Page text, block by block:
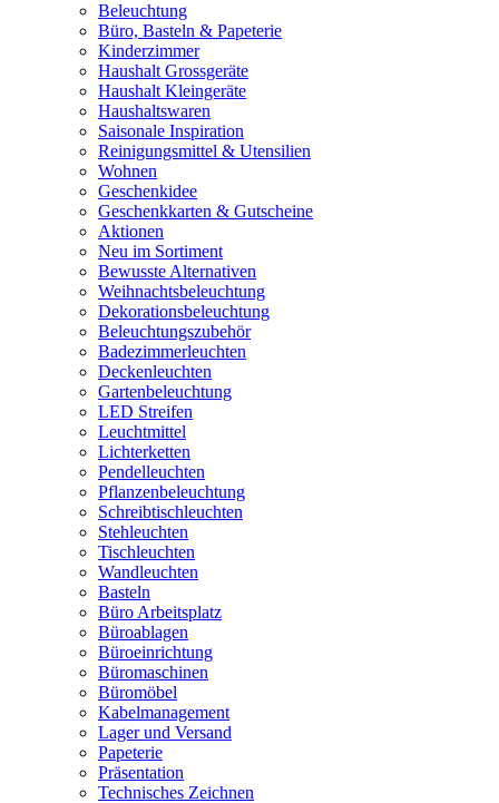
Beleuchtung
Büro, Basteln & Papeterie
Kinderzimmer
Haushalt Grossgeräte
Haushalt Kleingeräte
Haushaltswaren
Saisonale Inspiration
Reinigungsmittel & Utensilien
Wohnen
Geschenkidee
Geschenkkarten & Gutscheine
Aktionen
Neu im Sortiment
Bewusste Alternativen
Weihnachtsbeleuchtung
Dekorationsbeleuchtung
Beleuchtungszubehör
Badezimmerleuchten
Deckenleuchten
Gartenbeleuchtung
LED Streifen
Leuchtmittel
Lichterketten
Pendelleuchten
Pflanzenbeleuchtung
Schreibtischleuchten
Stehleuchten
Tischleuchten
Wandleuchten
Basteln
Büro Arbeitsplatz
Büroablagen
Büroeinrichtung
Büromaschinen
Büromöbel
Kabelmanagement
Lager und Versand
Papeterie
Präsentation
Technisches Zeichnen